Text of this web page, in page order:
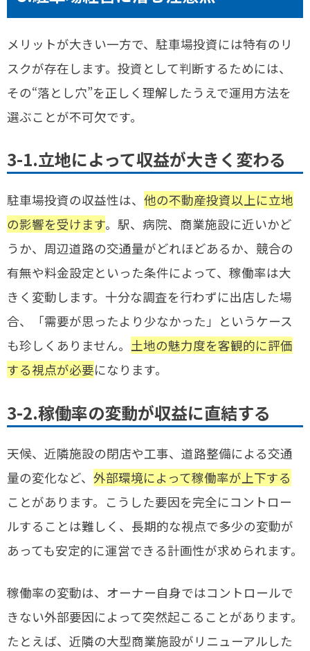
メリットが大きい一方で、駐車場投資には特有のリ
スクが存在します。投資として判断するためには、
その“落とし穴”を正しく理解したうえで運用方法を
選ぶことが不可欠です。
3-1.立地によって収益が大きく変わる
駐車場投資の収益性は、 他の不動産投資以上に立地
の影響を受けます。駅、病院、商業施設に近いかど
うか、周辺道路の交通量がどれほどあるか、競合の
有無や料金設定といった条件によって、稼働率は大
きく変動します。十分な調査を行わずに出店した場
合、「需要が思ったより少なかった」というケース
も珍しくありません。 土地の魅力度を客観的に評価
する視点が必要になります。
3-2.稼働率の変動が収益に直結する
天候、近隣施設の閉店や工事、道路整備による交通
量の変化など、 外部環境によって稼働率が上下する
ことがあります。こうした要因を完全にコントロー
ルすることは難しく、長期的な視点で多少の変動が
あっても安定的に運営できる計画性が求められます。
稼働率の変動は、オーナー自身ではコントロールで
きない外部要因によって突然起こることがあります。
たとえば、近隣の大型商業施設がリニューアルした